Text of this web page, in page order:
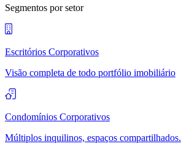
Segmentos por setor
Escritórios Corporativos
Visão completa de todo portfólio imobiliário
Condomínios Corporativos
Múltiplos inquilinos, espaços compartilhados.